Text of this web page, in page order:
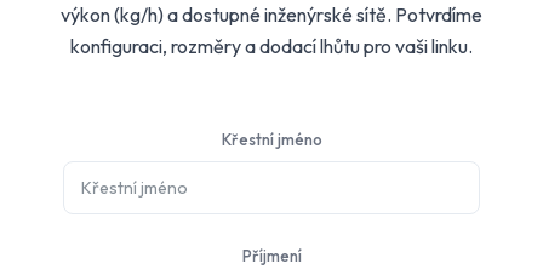
výkon (kg/h) a dostupné inženýrské sítě. Potvrdíme
konfiguraci, rozměry a dodací lhůtu pro vaši linku.
Křestní jméno
Příjmení